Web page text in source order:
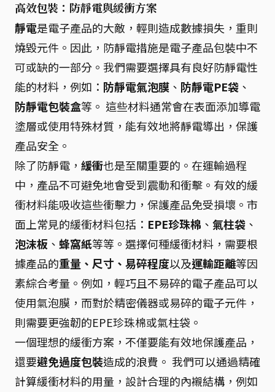
高效包裝：防靜電與緩衝方案
靜電是電子產品的大敵，輕則造成數據損失，重則
燒毀元件。因此，防靜電措施是電子產品包裝中不
可或缺的一部分。我們需要選擇具有良好防靜電性
能的材料，例如： 防靜電氣泡膜 、 防靜電PE袋 、
防靜電包裝盒等。 這些材料通常會在表面添加導電
塗層或使用特殊材質，能有效地將靜電導出，保護
產品安全。
除了防靜電， 緩衝也是至關重要的。在運輸過程
中，產品不可避免地會受到震動和衝擊。有效的緩
衝材料能吸收這些衝擊力，保護產品免受損壞。市
面上常見的緩衝材料包括： EPE珍珠棉 、 氣柱袋 、
泡沫板 、 蜂窩紙等等。選擇何種緩衝材料，需要根
據產品的重量、尺寸、易碎程度以及運輸距離等因
素綜合考量。例如，輕巧且不易碎的電子產品可以
使用氣泡膜，而對於精密儀器或易碎的電子元件，
則需要更強韌的EPE珍珠棉或氣柱袋。
一個理想的緩衝方案，不僅要能有效地保護產品，
還要避免過度包裝造成的浪費。 我們可以通過精確
計算緩衝材料的用量，設計合理的內襯結構，例如